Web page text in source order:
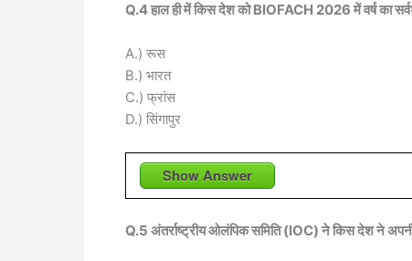
Q.4 हाल ही में किस देश को BIOFACH 2026 में वर्ष का
A.) रूस
B.) भारत
C.) फ्रांस
D.) सिंगापुर
Show Answer
Q.5 अंतर्राष्ट्रीय ओलंपिक समिति (IOC) ने किस देश ने अपनी